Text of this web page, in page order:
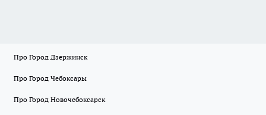
Про Город Дзержинск
Про Город Чебоксары
Про Город Новочебоксарск